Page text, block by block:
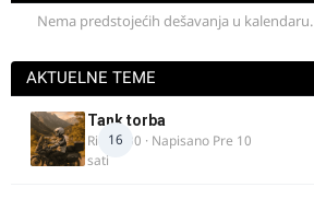
Nema predstojećih dešavanja u kalendaru.
AKTUELNE TEME
16
Tank torba
Rider000 · Napisano Pre 10
sati